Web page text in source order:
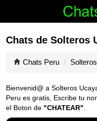
Chats de Solteros
Chats Peru Solteros
Bienvenid@ a Solteros
Peru es gratis, Escribe tu
el Boton de "CHATEAR"